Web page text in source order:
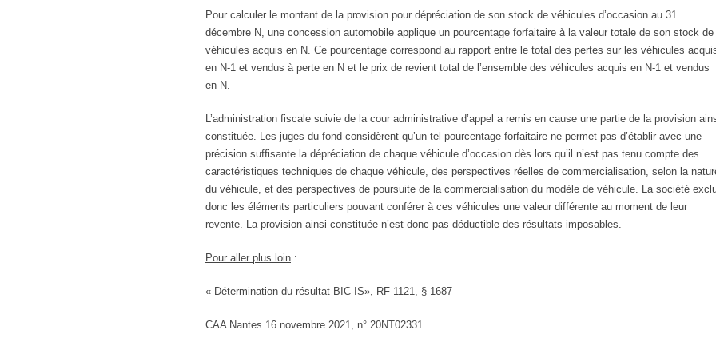
Pour calculer le montant de la provision pour dépréciation de son stock de véhicules d’occasion au 31
décembre N, une concession automobile applique un pourcentage forfaitaire à la valeur totale de son stock de
véhicules acquis en N. Ce pourcentage correspond au rapport entre le total des pertes sur les véhicules
en N-1 et vendus à perte en N et le prix de revient total de l’ensemble des véhicules acquis en N-1 et vendus
en N.
L’administration fiscale suivie de la cour administrative d’appel a remis en cause une partie de la provision
constituée. Les juges du fond considèrent qu’un tel pourcentage forfaitaire ne permet pas d’établir avec une
précision suffisante la dépréciation de chaque véhicule d’occasion dès lors qu’il n’est pas tenu compte des
caractéristiques techniques de chaque véhicule, des perspectives réelles de commercialisation, selon la
du véhicule, et des perspectives de poursuite de la commercialisation du modèle de véhicule. La société
donc les éléments particuliers pouvant conférer à ces véhicules une valeur différente au moment de leur
revente. La provision ainsi constituée n’est donc pas déductible des résultats imposables.
Pour aller plus loin :
« Détermination du résultat BIC-IS», RF 1121, § 1687
CAA Nantes 16 novembre 2021, n° 20NT02331